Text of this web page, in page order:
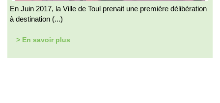
En Juin 2017, la Ville de Toul prenait une première délibération
à destination (...)
> En savoir plus